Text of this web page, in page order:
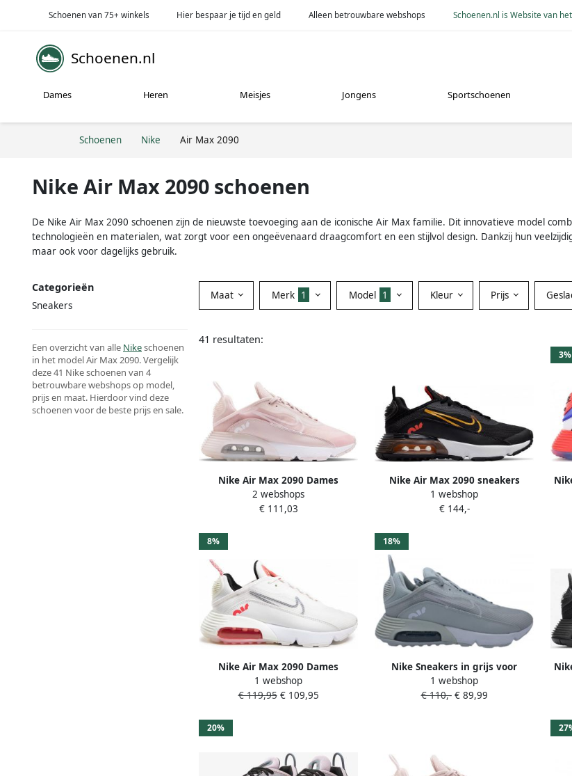
Schoenen van 75+ winkels Hier bespaar je tijd en geld Alleen betrouwbare webshops Schoenen.nl is Website van
Schoenen.nl
Dames Heren Meisjes Jongens Sportschoenen
Schoenen Nike Air Max 2090
Nike Air Max 2090 schoenen
De Nike Air Max 2090 schoenen zijn de nieuwste toevoeging aan de iconische Air Max familie. Dit innovatieve model
technologieën en materialen, wat zorgt voor een ongeëvenaard draagcomfort en een stijlvol design. Dankzij hun
maar ook voor dagelijks gebruik.
Categorieën
Sneakers
Een overzicht van alle Nikeschoenen
in het model Air Max 2090. Vergelijk
deze 41 Nike schoenen van 4
betrouwbare webshops op model,
prijs en maat. Hierdoor vind deze
schoenen voor de beste prijs en sale.
Maat Merk 1 Model 1 Kleur Prijs
41 resultaten:
Nike Air Max 2090 Dames
Schoenen Pink Textil Synthetisch
2 webshops
€ 111,03
Nike Air Max 2090 sneakers
zwart oranje
1 webshop
€ 144,-
3%
8%
Nike Air Max 2090 Dames
Schoenen White Textil
Synthetisch Foot Locker
1 webshop
€ 119,95€ 109,95
18%
Nike Sneakers in grijs voor
Dames 5. Air Max 2090
1 webshop
€ 110,-€ 89,99
20%